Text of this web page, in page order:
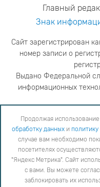
Главный
Знак
Сайт зарегистрирован
номер записи о
Выдано Федеральной
информационных
адрес
телефон
Продолжая использование сайта, вы
обработки персональных данных
в ином
данных о посетителях
Сайт использует файлы cookies для
использование cookies или
Продолжая
обработку данных и
случае вам необходимо
посетителях
"Яндекс Метрика". Сайт
с вами. Вы можете
заблокировать их